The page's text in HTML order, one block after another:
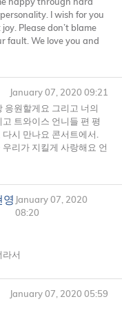
I wish for you
Please don’t blame
fault. We love you and
January 07, 2020 09:21
응원할게요 그리고 너의
트와이스 언니들 편 평
시 만나요 콘서트에서.
리가 지킬게 사랑해요 언
January 07, 2020
08:20
서
January 07, 2020 05:59